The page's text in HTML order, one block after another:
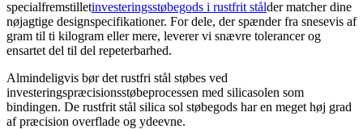
specialfremstilletinvesteringsstøbegods i rustfrit stålder matcher dine
nøjagtige designspecifikationer. For dele, der spænder fra snesevis af
gram til ti kilogram eller mere, leverer vi snævre tolerancer og
ensartet del til del repeterbarhed.
Almindeligvis bør det rustfri stål støbes ved
investeringspræcisionsstøbeprocessen med silicasolen som
bindingen. De rustfrit stål silica sol støbegods har en meget høj grad
af præcision overflade og ydeevne.